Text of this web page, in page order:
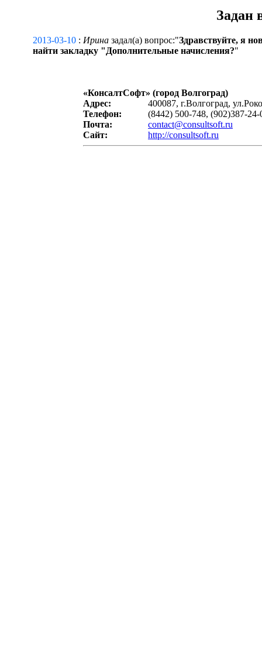
Задан
2013-03-10 : Ирина задал(а) вопрос:"Здравствуйте, я
найти закладку "Дополнительные начисления?"
«КонсалтСофт» (город Волгоград)
Адрес:
400087, г.Волгоград,
Телефон:
(8442) 500-748, (902)387-24-
Почта:
contact@consultsoft.ru
Сайт:
http://consultsoft.ru